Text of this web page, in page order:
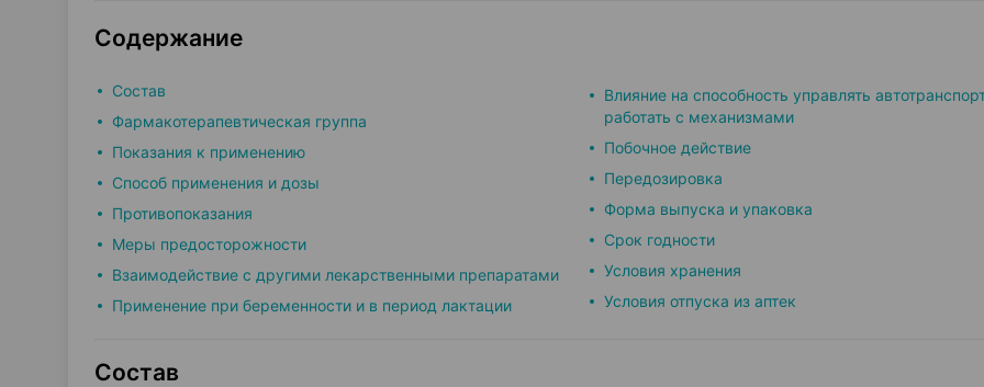
Содержание
Состав
Фармакотерапевтическая группа
Показания к применению
Способ применения и дозы
Противопоказания
Меры предосторожности
Взаимодействие с другими лекарственными препаратами
Применение при беременности и в период лактации
Влияние на способность управлять
работать с механизмами
Побочное действие
Передозировка
Форма выпуска и упаковка
Срок годности
Условия хранения
Условия отпуска из аптек
Состав